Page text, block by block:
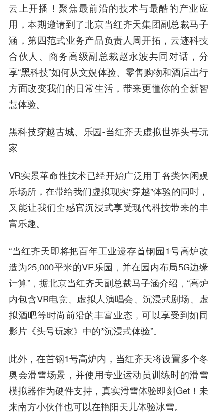
云上开播！聚焦最前沿的技术与最酷的产业应
用，本期邀请到了北京当红齐天集团副总裁马子
涵，第四范式业务产品负责人周开拓，云迹科技
合伙人 、商务高级副总裁赵永波共同对话，分
享“黑科技”如何从文娱体验、零售购物和酒店出行
方面改变我们的日常生活，带来更懂你的全新智
慧体验。
黑科技穿越古城、乐园-当红齐天虚拟世界头号玩
家
VR实景革命性技术已经开始广泛用于各类休闲娱
乐场所，在带给我们虚拟现实“穿越”体验的同时，
又能让我们全感官沉浸式享受现代科技带来的丰
富乐趣。
“当红齐天即将把百年工业遗存首钢园1号高炉改
造为25,000平米的VR乐园，并在园内布局5G边缘
计算”，据北京当红齐天副总裁马子涵介绍，“高炉
内包含VR电竞、虚拟人演唱会、沉浸式剧场、虚
拟酒吧等时尚前沿的丰富业态，可以享受到如同
影片《头号玩家》中的*沉浸式体验”。
此外，在首钢1号高炉内，当红齐天将设置多个冬
奥会滑雪场景，并使用专业运动员训练时的滑雪
模拟器作为硬件支持，真实滑雪体验即刻Get！未
来南方小伙伴也可以在艳阳天儿体验冰雪。